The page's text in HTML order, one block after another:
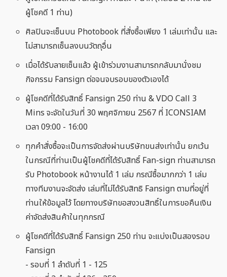
ผู้โชคดี 1 ท่าน)
ศิลปินจะเซ็นบน Photobook ที่สั่งซื้อเพียง 1 เล่มเท่านั้น และ
ไม่สามารถเซ็นลงบนวัตถุอื่น
เมื่อได้รับลายเซ็นแล้ว ผู้เข้าร่วมงานสามารถกลับมานั่งชม
กิจกรรม Fansign ต่อจนจบรอบของตัวเองได้
ผู้โชคดีที่ได้รับสิทธิ์ Fansign 250 ท่าน & VDO Call 3
Mins จะจัดในวันที่ 30 พฤศจิกายน 2567 ที่ ICONSIAM
เวลา 09:00 - 16:00
ทุกคำสั่งซื้อจะเป็นการจัดส่งผ่านบริษัทขนส่งเท่านั้น ยกเว้น
ในกรณีที่ท่านเป็นผู้โชคดีที่ได้รับสิทธิ์ Fan-sign ท่านสามารถ
รับ Photobook หน้างานได้ 1 เล่ม กรณีซื้อมากกว่า 1 เล่ม
ทางทีมงานจะจัดส่ง เล่มที่ไม่ได้รับสิทธิ Fansign ตามที่อยู่ที่
ท่านให้ข้อมูลไว้ โดยทางบริษัทขอสงวนสิทธิ์ในการขอคืนเงิน
ค่าจัดส่งสินค้าในทุกกรณี
ผู้โชคดีที่ได้รับสิทธิ์ Fansign 250 ท่าน จะแบ่งเป็นสองรอบ
Fansign
- รอบที่ 1 ลำดับที่ 1 - 125